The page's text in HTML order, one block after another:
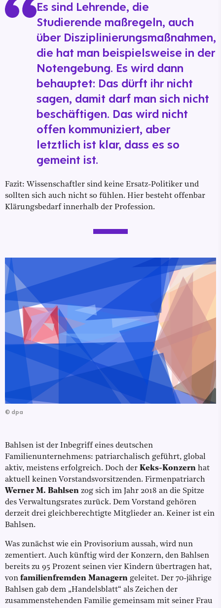
Es sind Lehrende, die
Studierende maßregeln, auch
über Disziplinierungsmaßnahmen,
die hat man beispielsweise in der
Notengebung. Es wird dann
behauptet: Das dürft ihr nicht
sagen, damit darf man sich nicht
beschäftigen. Das wird nicht
offen kommuniziert, aber
letztlich ist klar, dass es so
gemeint ist.
Fazit: Wissenschaftler sind keine Ersatz-Politiker und
sollten sich auch nicht so fühlen. Hier besteht offenbar
Klärungsbedarf innerhalb der Profession.
© dpa
Bahlsen ist der Inbegriff eines deutschen
Familienunternehmens: patriarchalisch geführt, global
aktiv, meistens erfolgreich. Doch der Keks-Konzern hat
aktuell keinen Vorstandsvorsitzenden. Firmenpatriarch
Werner M. Bahlsen zog sich im Jahr 2018 an die Spitze
des Verwaltungsrates zurück. Dem Vorstand gehören
derzeit drei gleichberechtigte Mitglieder an. Keiner ist ein
Bahlsen.
Was zunächst wie ein Provisorium aussah, wird nun
zementiert. Auch künftig wird der Konzern, den Bahlsen
bereits zu 95 Prozent seinen vier Kindern übertragen hat,
von familienfremden Managern geleitet. Der 70-jährige
Bahlsen gab dem „Handelsblatt“ als Zeichen der
zusammenstehenden Familie gemeinsam mit seiner Frau